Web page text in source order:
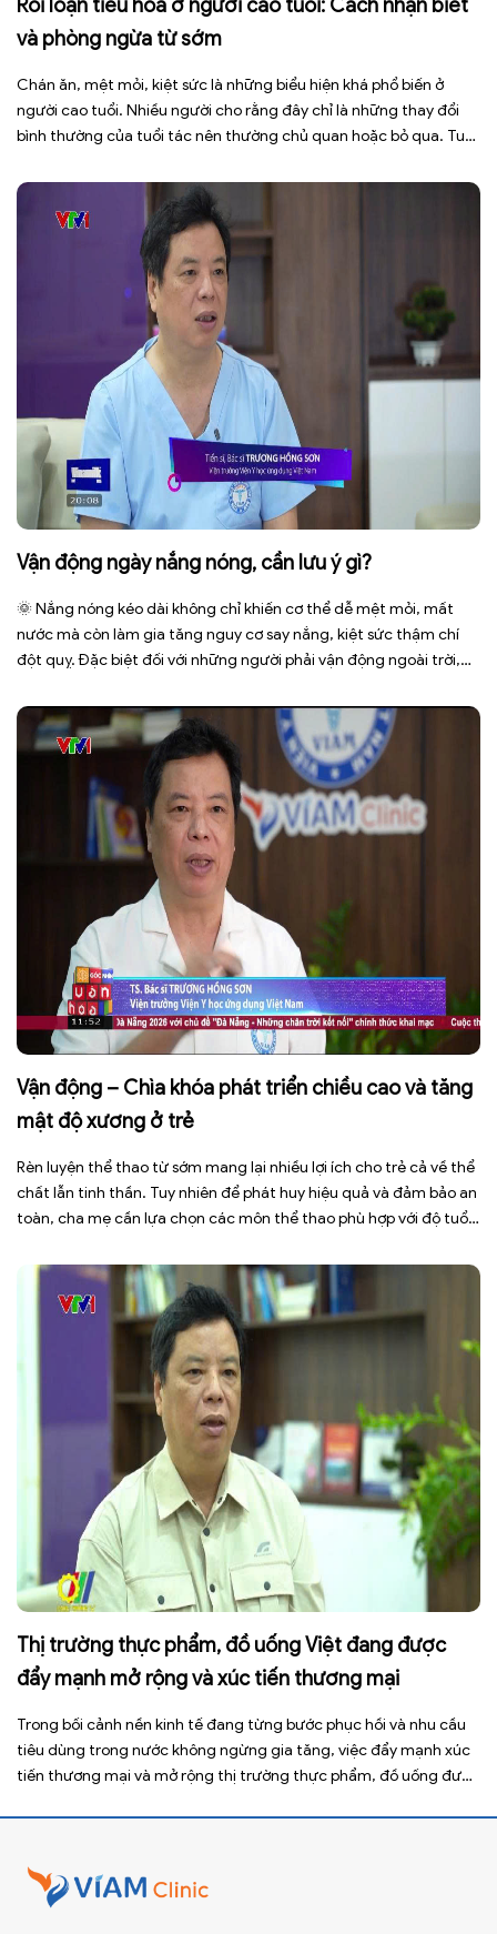
Rối loạn tiêu hóa ở người cao tuổi: Cách nhận biết
và phòng ngừa từ sớm
Chán ăn, mệt mỏi, kiệt sức là những biểu hiện khá phổ biến ở
người cao tuổi. Nhiều người cho rằng đây chỉ là những thay đổi
bình thường của tuổi tác nên thường chủ quan hoặc bỏ qua. Tuy
báo cho […]
Vận động ngày nắng nóng, cần lưu ý gì?
🌞 Nắng nóng kéo dài không chỉ khiến cơ thể dễ mệt mỏi, mất
nước mà còn làm gia tăng nguy cơ say nắng, kiệt sức thậm chí
đột quỵ. Đặc biệt đối với những người phải vận động ngoài trời,
Vận động – Chìa khóa phát triển chiều cao và tăng
mật độ xương ở trẻ
Rèn luyện thể thao từ sớm mang lại nhiều lợi ích cho trẻ cả về thể
chất lẫn tinh thần. Tuy nhiên để phát huy hiệu quả và đảm bảo an
toàn, cha mẹ cần lựa chọn các môn thể thao phù hợp với độ tuổi,
Thị trường thực phẩm, đồ uống Việt đang được
đẩy mạnh mở rộng và xúc tiến thương mại
Trong bối cảnh nền kinh tế đang từng bước phục hồi và nhu cầu
tiêu dùng trong nước không ngừng gia tăng, việc đẩy mạnh xúc
tiến thương mại và mở rộng thị trường thực phẩm, đồ uống được